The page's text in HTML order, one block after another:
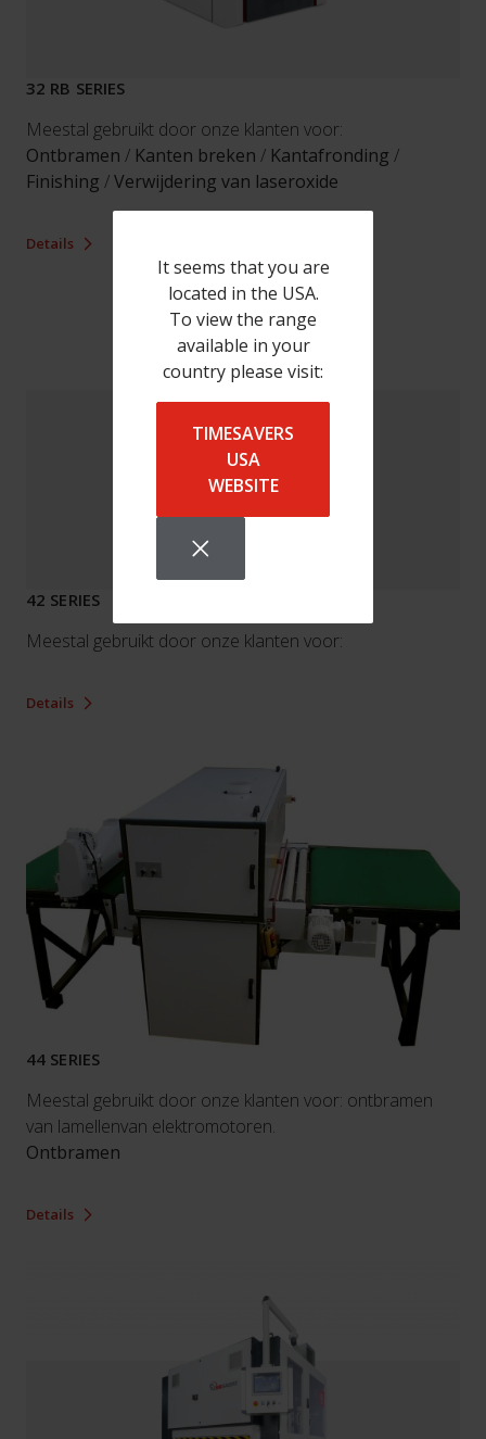
It seems that you are
located in the USA.
To view the range
available in your
country please visit:
TIMESAVERS
USA
WEBSITE
32 RB SERIES
Meestal gebruikt door onze klanten voor:
Ontbramen / Kanten breken / Kantafronding /
Finishing /Verwijdering van laseroxide
Details
42 SERIES
Meestal gebruikt door onze klanten voor:
Details
44 SERIES
Meestal gebruikt door onze klanten voor: ontbramen
van lamellenvan elektromotoren.
Ontbramen
Details